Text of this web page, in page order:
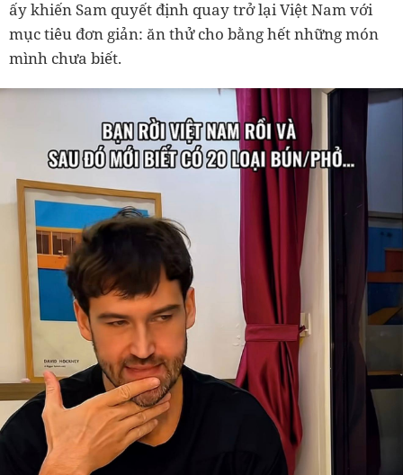
ấy khiến Sam quyết định quay trở lại Việt Nam với
mục tiêu đơn giản: ăn thử cho bằng hết những món
mình chưa biết.